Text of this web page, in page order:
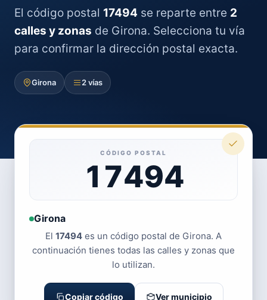
El código postal 17494 se reparte entre 2
calles y zonas de Girona. Selecciona tu vía
para confirmar la dirección postal exacta.
Girona 2 vías
CÓDIGO POSTAL
17494
Girona
El 17494 es un código postal de Girona. A
continuación tienes todas las calles y zonas que
lo utilizan.
Copiar código Ver municipio